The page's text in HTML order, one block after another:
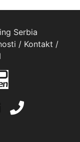
Serbia
/ Kontakt /